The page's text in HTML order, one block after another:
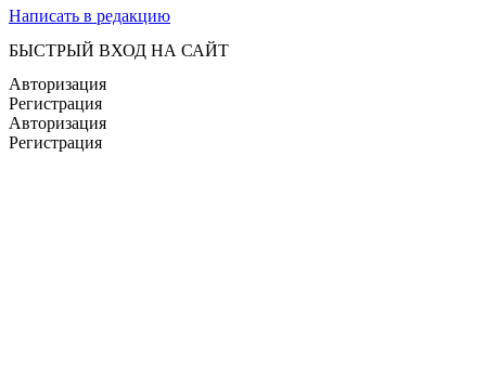
Написать в редакцию
БЫСТРЫЙ ВХОД НА САЙТ
Авторизация
Регистрация
Авторизация
Регистрация